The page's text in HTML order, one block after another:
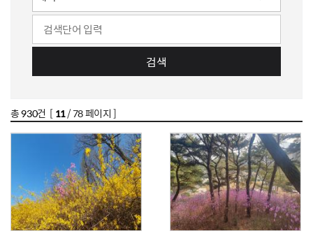
검색
총930건 [ 11/ 78 페이지 ]